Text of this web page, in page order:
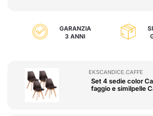
GARANZIA
3 ANNI
EKSCANDICE.CAFFE
Set 4 sedie color
faggio e similpelle